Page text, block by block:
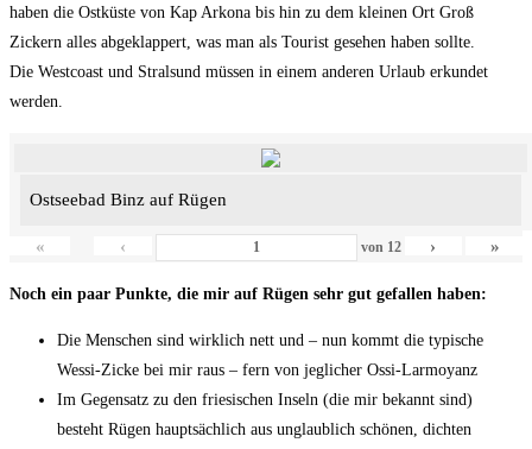
haben die Ostküste von Kap Arkona bis hin zu dem kleinen Ort Groß
Zickern alles abgeklappert, was man als Tourist gesehen haben sollte.
Die Westcoast und Stralsund müssen in einem anderen Urlaub erkundet
werden.
Ostseebad Binz auf Rügen
« ‹ von 12 › »
Noch ein paar Punkte, die mir auf Rügen sehr gut gefallen haben:
Die Menschen sind wirklich nett und – nun kommt die typische
Wessi-Zicke bei mir raus – fern von jeglicher Ossi-Larmoyanz
Im Gegensatz zu den friesischen Inseln (die mir bekannt sind)
besteht Rügen hauptsächlich aus unglaublich schönen, dichten